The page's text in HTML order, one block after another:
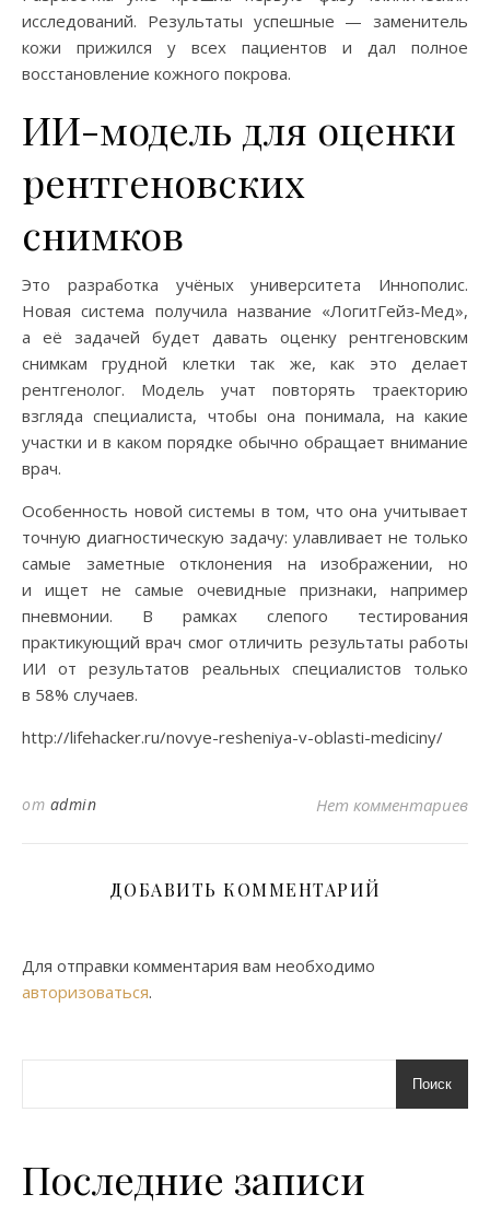
исследований. Результаты успешные — заменитель
кожи прижился у всех пациентов и дал полное
восстановление кожного покрова.
ИИ-модель для оценки
рентгеновских
снимков
Это разработка учёных университета Иннополис.
Новая система получила название «ЛогитГейз‑Мед»,
а её задачей будет давать оценку рентгеновским
снимкам грудной клетки так же, как это делает
рентгенолог. Модель учат повторять траекторию
взгляда специалиста, чтобы она понимала, на какие
участки и в каком порядке обычно обращает внимание
врач.
Особенность новой системы в том, что она учитывает
точную диагностическую задачу: улавливает не только
самые заметные отклонения на изображении, но
и ищет не самые очевидные признаки, например
пневмонии. В рамках слепого тестирования
практикующий врач смог отличить результаты работы
ИИ от результатов реальных специалистов только
в 58% случаев.
http://lifehacker.ru/novye-resheniya-v-oblasti-mediciny/
от admin Нет комментариев
ДОБАВИТЬ КОММЕНТАРИЙ
Для отправки комментария вам необходимо
авторизоваться.
Поиск
Последние записи